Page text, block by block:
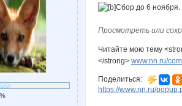
Просмотреть или
Читайте мою тему
</strong> www.nn.ru/
Поделиться:
https://www.nn.ru/